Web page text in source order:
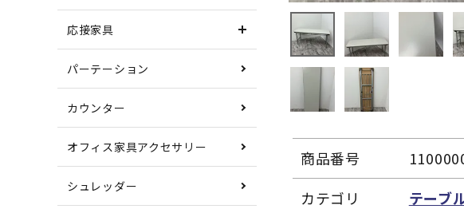
応接家具
パーテーション
カウンター
オフィス家具アクセサリー
シュレッダー
商品番号
カテゴリ
テーブ